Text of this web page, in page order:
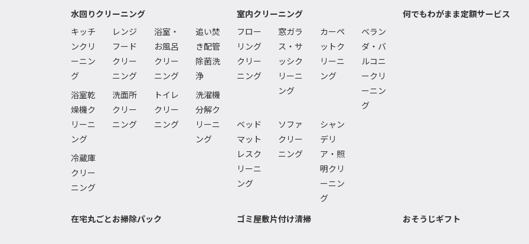
水回りクリーニング
キッチ
ンクリ
ーニン
グ
レンジ
フード
クリー
ニング
浴室・
お風呂
クリー
ニング
追い焚
き配管
除菌洗
浄
浴室乾
燥機ク
リーニ
ング
洗面所
クリー
ニング
トイレ
クリー
ニング
洗濯機
分解ク
リーニ
ング
冷蔵庫
クリー
ニング
室内クリーニング
フロー
リング
クリー
ニング
窓ガラ
ス・サ
ッシク
リーニ
ング
カーペ
ットク
リーニ
ング
ベラン
ダ・バ
ルコニ
ークリ
ーニン
グ
ベッド
マット
レスク
リーニ
ング
ソファ
クリー
ニング
シャン
デリ
ア・照
明クリ
ーニン
グ
何でもわがまま定額サービス
在宅丸ごとお掃除パック ゴミ屋敷片付け清掃 おそうじギフト